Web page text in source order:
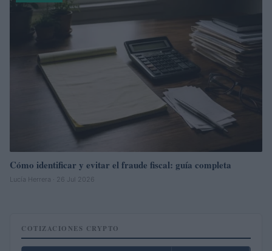
Cómo identificar y evitar el fraude fiscal: guía completa
Lucía Herrera · 26 Jul 2026
COTIZACIONES CRYPTO